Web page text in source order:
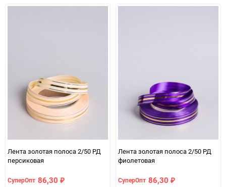
Лента золотая полоса 2/50 РД
персиковая
СуперОпт 86,30 ₽
Лента золотая полоса 2/50 РД
фиолетовая
СуперОпт 86,30 ₽